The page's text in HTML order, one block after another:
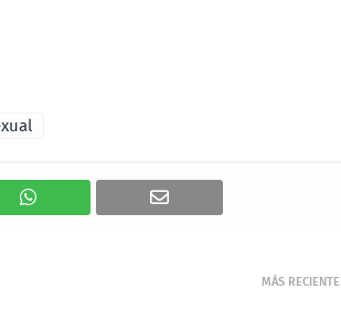
MÁS RECIENTE